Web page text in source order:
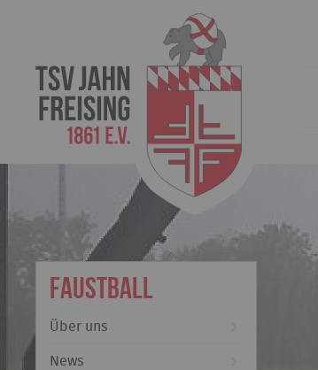
Faustball
Über uns
News